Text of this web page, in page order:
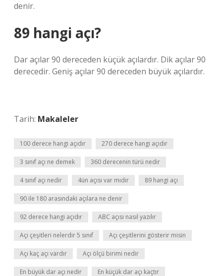
denir.
89 hangi açı?
Dar açılar 90 dereceden küçük açılardır. Dik açılar 90
derecedir. Geniş açılar 90 dereceden büyük açılardır.
Tarih: Makaleler
100 derece hangi açıdır 270 derece hangi açıdır
3 sınıf açı ne demek 360 derecenin türü nedir
4 sınıf açı nedir 4ün açısı var mıdır 89 hangi açı
90 ile 180 arasındaki açılara ne denir
92 derece hangi açıdır ABC açısı nasıl yazılır
Açı çeşitleri nelerdir 5 sınıf Açı çeşitlerini gösterir misin
Açı kaç açı vardır Açı ölçü birimi nedir
En büyük dar açı nedir En küçük dar açı kaçtır